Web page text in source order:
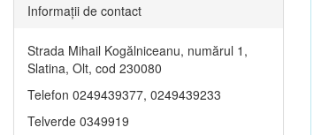
Informaţii de contact
Strada Mihail Kogălniceanu, numărul 1,
Slatina, Olt, cod 230080
Telefon 0249439377, 0249439233
Telverde 0349919